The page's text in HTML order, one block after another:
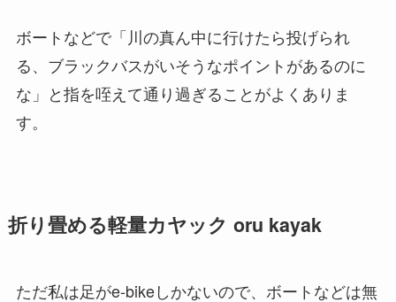
ボートなどで「川の真ん中に行けたら投げられ
る、ブラックバスがいそうなポイントがあるのに
な」と指を咥えて通り過ぎることがよくありま
す。
折り畳める軽量カヤック oru kayak
ただ私は足がe-bikeしかないので、ボートなどは無